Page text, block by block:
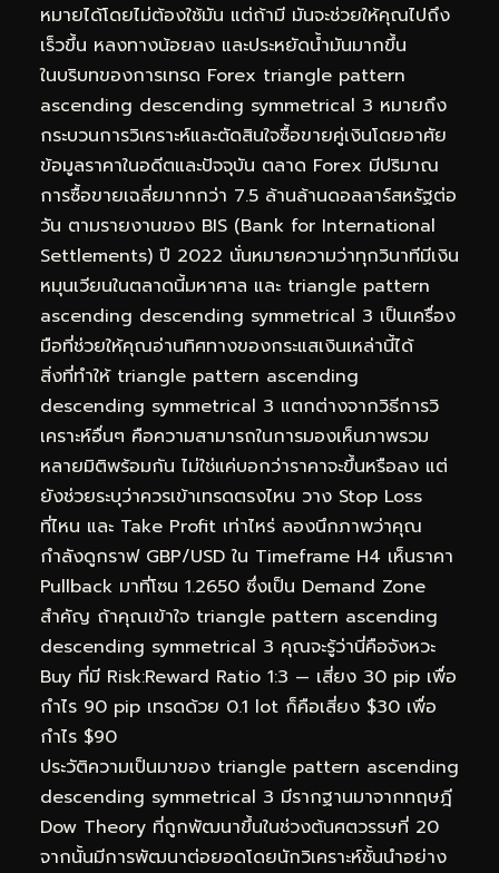
หมายได้โดยไม่ต้องใช้มัน แต่ถ้ามี มันจะช่วยให้คุณไปถึง
เร็วขึ้น หลงทางน้อยลง และประหยัดน้ำมันมากขึ้น
ในบริบทของการเทรด Forex triangle pattern
ascending descending symmetrical 3 หมายถึง
กระบวนการวิเคราะห์และตัดสินใจซื้อขายคู่เงินโดยอาศัย
ข้อมูลราคาในอดีตและปัจจุบัน ตลาด Forex มีปริมาณ
การซื้อขายเฉลี่ยมากกว่า 7.5 ล้านล้านดอลลาร์สหรัฐต่อ
วัน ตามรายงานของ BIS (Bank for International
Settlements) ปี 2022 นั่นหมายความว่าทุกวินาทีมีเงิน
หมุนเวียนในตลาดนี้มหาศาล และ triangle pattern
ascending descending symmetrical 3 เป็นเครื่อง
มือที่ช่วยให้คุณอ่านทิศทางของกระแสเงินเหล่านี้ได้
สิ่งที่ทำให้ triangle pattern ascending
descending symmetrical 3 แตกต่างจากวิธีการวิ
เคราะห์อื่นๆ คือความสามารถในการมองเห็นภาพรวม
หลายมิติพร้อมกัน ไม่ใช่แค่บอกว่าราคาจะขึ้นหรือลง แต่
ยังช่วยระบุว่าควรเข้าเทรดตรงไหน วาง Stop Loss
ที่ไหน และ Take Profit เท่าไหร่ ลองนึกภาพว่าคุณ
กำลังดูกราฟ GBP/USD ใน Timeframe H4 เห็นราคา
Pullback มาที่โซน 1.2650 ซึ่งเป็น Demand Zone
สำคัญ ถ้าคุณเข้าใจ triangle pattern ascending
descending symmetrical 3 คุณจะรู้ว่านี่คือจังหวะ
Buy ที่มี Risk:Reward Ratio 1:3 — เสี่ยง 30 pip เพื่อ
กำไร 90 pip เทรดด้วย 0.1 lot ก็คือเสี่ยง $30 เพื่อ
กำไร $90
ประวัติความเป็นมาของ triangle pattern ascending
descending symmetrical 3 มีรากฐานมาจากทฤษฎี
Dow Theory ที่ถูกพัฒนาขึ้นในช่วงต้นศตวรรษที่ 20
จากนั้นมีการพัฒนาต่อยอดโดยนักวิเคราะห์ชั้นนำอย่าง